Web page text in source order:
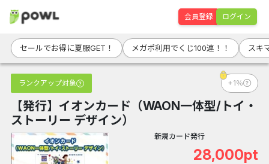
会員登録 ログイン
セールでお得に夏服GET！ メガポ利用でくじ100連！！ スキ
ランクアップ対象 +1％
【発行】イオンカード（WAON一体型/トイ・
ストーリー デザイン）
新規カード発行
28,000pt